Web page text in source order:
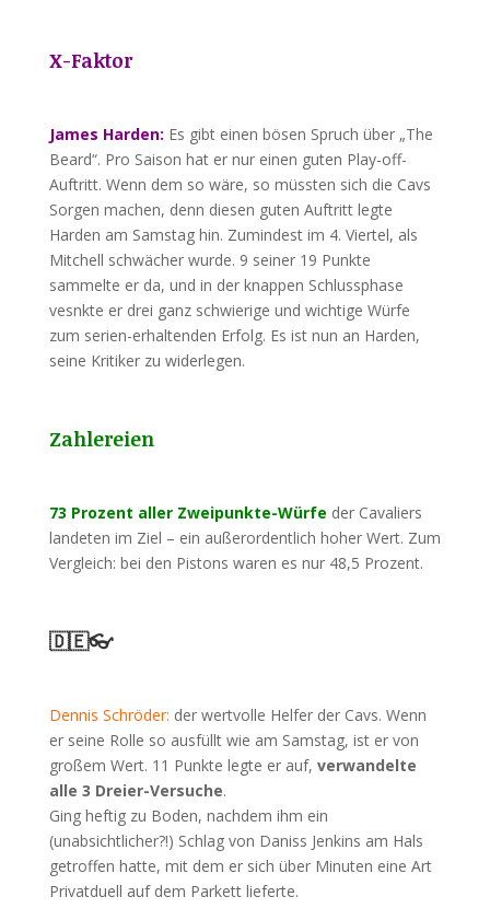
X-Faktor
James Harden: Es gibt einen bösen Spruch über „The
Beard“. Pro Saison hat er nur einen guten Play-off-
Auftritt. Wenn dem so wäre, so müssten sich die Cavs
Sorgen machen, denn diesen guten Auftritt legte
Harden am Samstag hin. Zumindest im 4. Viertel, als
Mitchell schwächer wurde. 9 seiner 19 Punkte
sammelte er da, und in der knappen Schlussphase
vesnkte er drei ganz schwierige und wichtige Würfe
zum serien-erhaltenden Erfolg. Es ist nun an Harden,
seine Kritiker zu widerlegen.
Zahlereien
73 Prozent aller Zweipunkte-Würfe der Cavaliers
landeten im Ziel – ein außerordentlich hoher Wert. Zum
Vergleich: bei den Pistons waren es nur 48,5 Prozent.
🇩🇪👓
Dennis Schröder: der wertvolle Helfer der Cavs. Wenn
er seine Rolle so ausfüllt wie am Samstag, ist er von
großem Wert. 11 Punkte legte er auf, verwandelte
alle 3 Dreier-Versuche.
Ging heftig zu Boden, nachdem ihm ein
(unabsichtlicher?!) Schlag von Daniss Jenkins am Hals
getroffen hatte, mit dem er sich über Minuten eine Art
Privatduell auf dem Parkett lieferte.